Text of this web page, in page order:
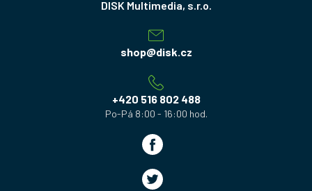
shop@disk.cz
+420 516 802 488